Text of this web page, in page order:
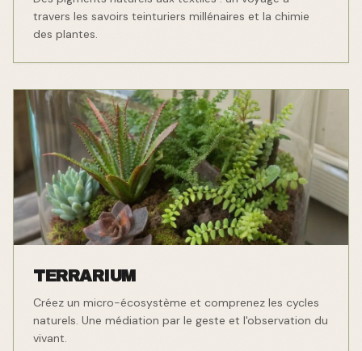
travers les savoirs teinturiers millénaires et la chimie
des plantes.
TERRARIUM
Créez un micro-écosystème et comprenez les cycles
naturels. Une médiation par le geste et l'observation du
vivant.